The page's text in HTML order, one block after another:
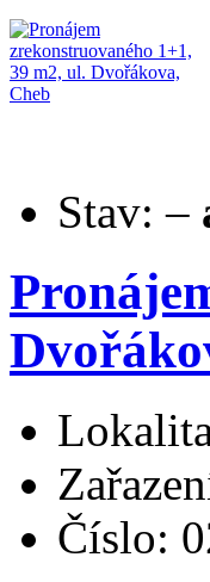
Stav: –
Číslo: